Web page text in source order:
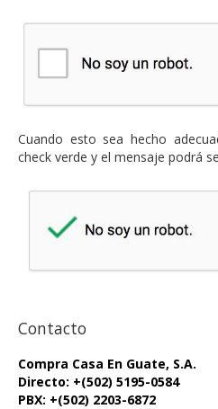
Cuando esto sea hecho
check verde y el mensaje podrá
Contacto
Compra Casa En Guate, S.A.
Directo: +(502) 5195-0584
PBX: +(502) 2203-6872